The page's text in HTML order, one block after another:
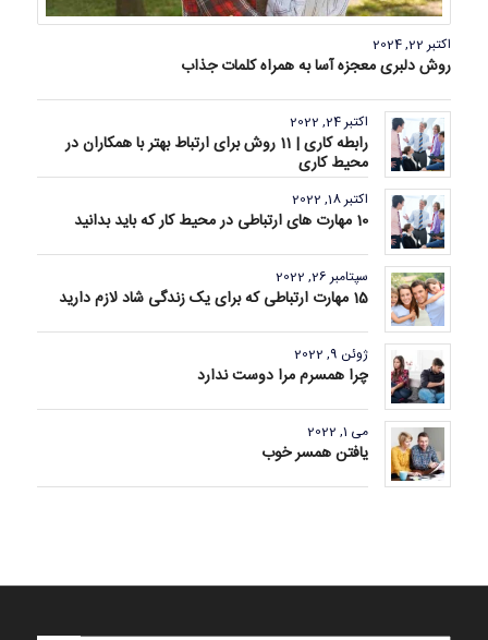
اکتبر 22, 2024
روش دلبری معجزه آسا به همراه کلمات جذاب
اکتبر 24, 2022
رابطه کاری | 11 روش برای ارتباط بهتر با همکاران در
محیط کاری
اکتبر 18, 2022
10 مهارت های ارتباطی در محیط کار که باید بدانید
سپتامبر 26, 2022
15 مهارت ارتباطی که برای یک زندگی شاد لازم دارید
ژوئن 9, 2022
چرا همسرم مرا دوست ندارد
می 1, 2022
یافتن همسر خوب